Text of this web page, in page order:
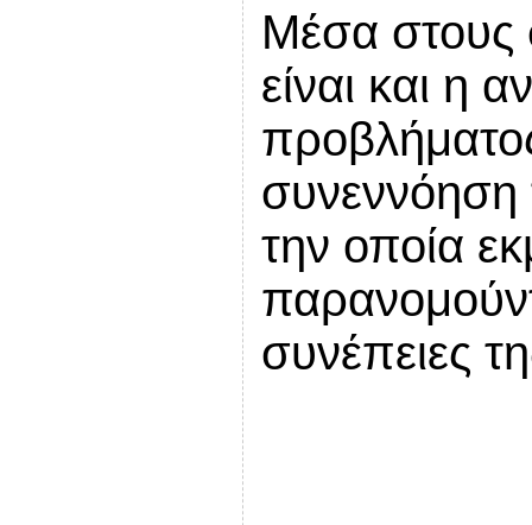
Μέσα στους
είναι και η
την οποία
συνέπειες